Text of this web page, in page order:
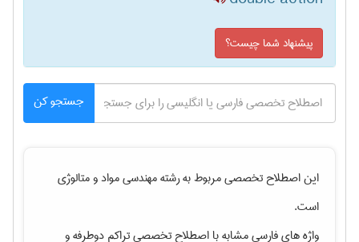
پیشنهاد شما چیست؟
جستجو کن
این اصطلاح تخصصی مربوط به رشتهمهندسی مواد و متالوژی
است.
واژه های فارسی مشابه با اصطلاح تخصصیتراکم دوطرفهو